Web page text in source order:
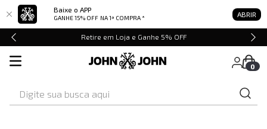
Baixe o APP
GANHE 15% OFF NA 1ª COMPRA * ABRIR
Retire em Loja e Ganhe 5% OFF
0